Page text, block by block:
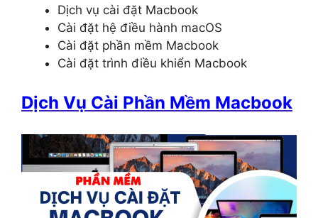
Dịch vụ cài đặt Macbook
Cài đặt hệ điều hành macOS
Cài đặt phần mềm Macbook
Cài đặt trình điều khiển Macbook
Dịch Vụ Cài Phần Mềm Macbook